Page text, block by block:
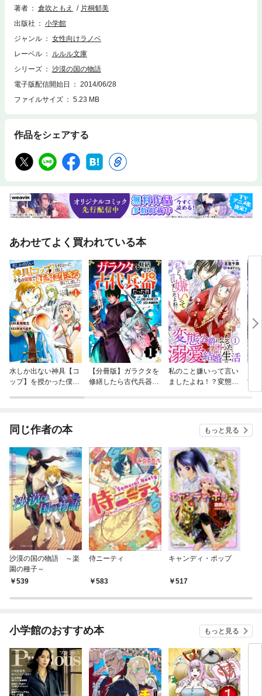
著者
倉吹ともえ
片桐郁美
出版社
小学館
ジャンル
女性向けラノベ
レーベル
ルルル文庫
シリーズ
沙漠の国の物語
電子版配信開始日
2014/06/28
ファイルサイズ
5.23 MB
作品をシェアする
あわせてよく買われている本
水しか出ない神具【コ
ップ】を授かった僕
【分冊版】ガラクタを
修繕したら古代兵器だ
私のこと嫌いって言い
ましたよね！？変態公
女
か
同じ作者の本 もっと見る
沙漠の国の物語 ～楽
園の種子～
539
侍ニーティ
583
キャンディ・ポップ
517
小学館のおすすめ本 もっと見る